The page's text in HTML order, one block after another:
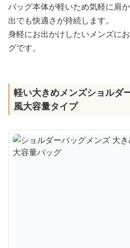
バッグ本体が軽いため気軽に肩
出でも快適さが持続します。
身軽にお出かけしたいメンズに
グです。
軽い大きめメンズショルダ
風大容量タイプ